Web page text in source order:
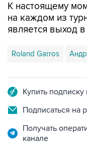
К настоящему
на каждом из
является выход
Roland Garros
Купить
Подписаться на
Получать
канале